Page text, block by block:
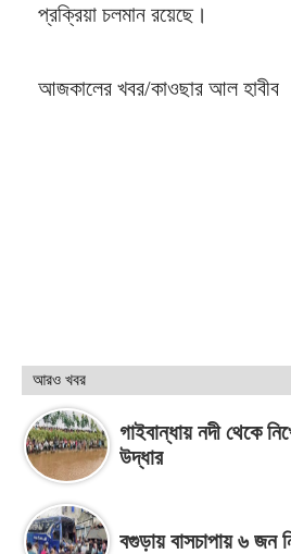
প্রক্রিয়া চলমান রয়েছে।
আজকালের খবর/কাওছার আল হাবীব
আরও খবর
গাইবান্ধায় নদী থেকে
উদ্ধার
বগুড়ায় বাসচাপায় ৬